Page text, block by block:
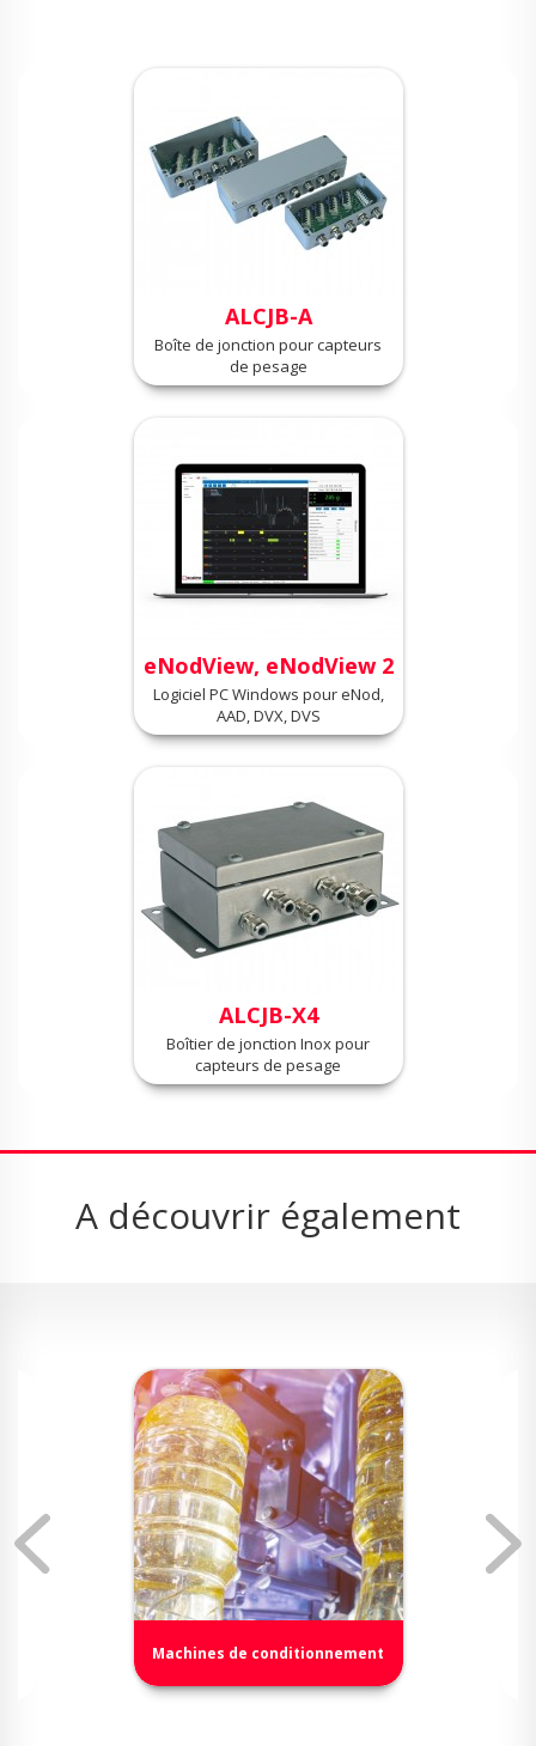
ALCJB-A
Boîte de jonction pour capteurs
de pesage
eNodView, eNodView 2
Logiciel PC Windows pour eNod,
AAD, DVX, DVS
ALCJB-X4
Boîtier de jonction Inox pour
capteurs de pesage
A découvrir également
Machines de conditionnement